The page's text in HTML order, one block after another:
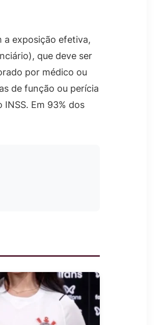
a exposição efetiva,
que deve ser
por médico ou
de função ou perícia
Em 93% dos